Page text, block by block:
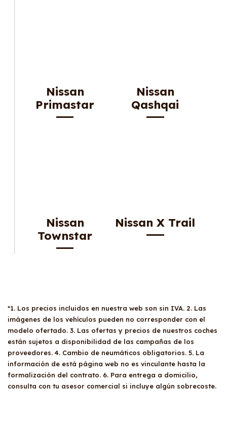
Nissan
Primastar
Nissan
Qashqai
Nissan
Townstar
Nissan X Trail
*1. Los precios incluidos en nuestra web son sin IVA. 2. Las
imágenes de los vehículos pueden no corresponder con el
modelo ofertado. 3. Las ofertas y precios de nuestros coches
están sujetos a disponibilidad de las campañas de los
proveedores. 4. Cambio de neumáticos obligatorios. 5. La
información de está página web no es vinculante hasta la
formalización del contrato. 6. Para entrega a domicilio,
consulta con tu asesor comercial si incluye algún sobrecoste.